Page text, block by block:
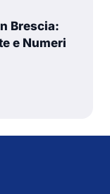
Brescia:
e Numeri